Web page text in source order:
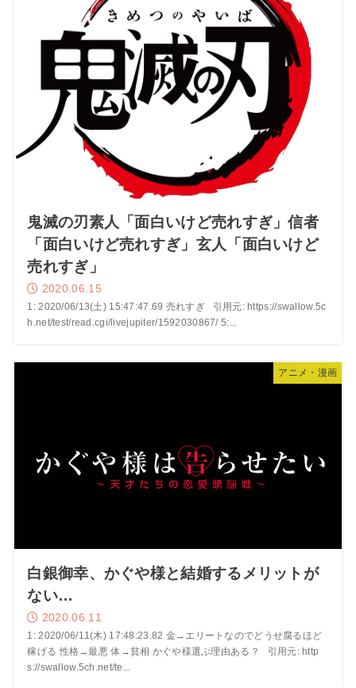
鬼滅の刃素人「面白いけど売れすぎ」信者
「面白いけど売れすぎ」玄人「面白いけど
売れすぎ」
2020.06.15
1: 2020/06/13(土) 15:47:47.69 売れすぎ 引用元: https://swallow.5c
h.net/test/read.cgi/livejupiter/1592030867/ 5:...
アニメ・漫画
白銀御幸、かぐや様と結婚するメリットが
ない…
2020.06.11
1: 2020/06/11(木) 17:48:23.82 金→エリートなのでどうせ腐るほど
稼げる 性格→最悪 体→貧相 かぐや様選ぶ理由ある？ 引用元: http
s://swallow.5ch.net/te...